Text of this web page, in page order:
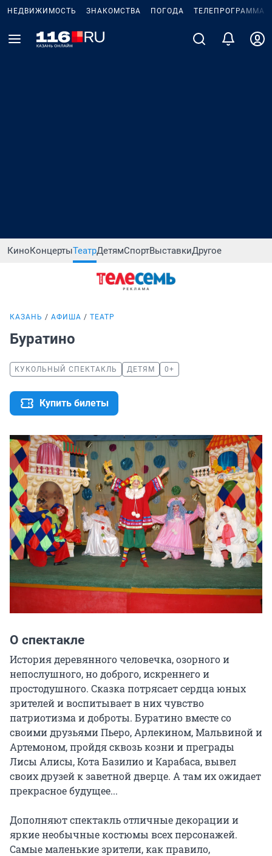
НЕДВИЖИМОСТЬ ЗНАКОМСТВА ПОГОДА ТЕЛЕПРОГРАММА
КиноКонцертыТеатрДетямСпортВыставкиДругое
КАЗАНЬ АФИША ТЕАТР
Буратино
КУКОЛЬНЫЙ СПЕКТАКЛЬ ДЕТЯМ 0+
Купить билеты
О спектакле
История деревянного человечка, озорного и
непослушного, но доброго, искреннего и
простодушного. Сказка потрясает сердца юных
зрителей и воспитывает в них чувство
патриотизма и доброты. Буратино вместе со
своими друзьями Пьеро, Арлекином, Мальвиной и
Артемоном, пройдя сквозь козни и преграды
Лисы Алисы, Кота Базилио и Карабаса, вывел
своих друзей к заветной дверце. А там их ожидает
прекрасное будущее...
Дополняют спектакль отличные декорации и
яркие необычные костюмы всех персонажей.
Самые маленькие зрители, как правило,